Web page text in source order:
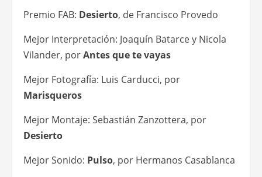
Premio FAB: Desierto, de Francisco Provedo
Mejor Interpretación: Joaquín Batarce y Nicola
Vilander, porAntes que te vayas
Mejor Fotografía: Luis Carducci, por
Marisqueros
Mejor Montaje: Sebastián Zanzottera, por
Desierto
Mejor Sonido: Pulso, por Hermanos Casablanca